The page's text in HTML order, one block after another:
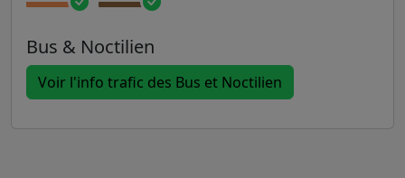
Bus & Noctilien
Voir l'info trafic des Bus et Noctilien